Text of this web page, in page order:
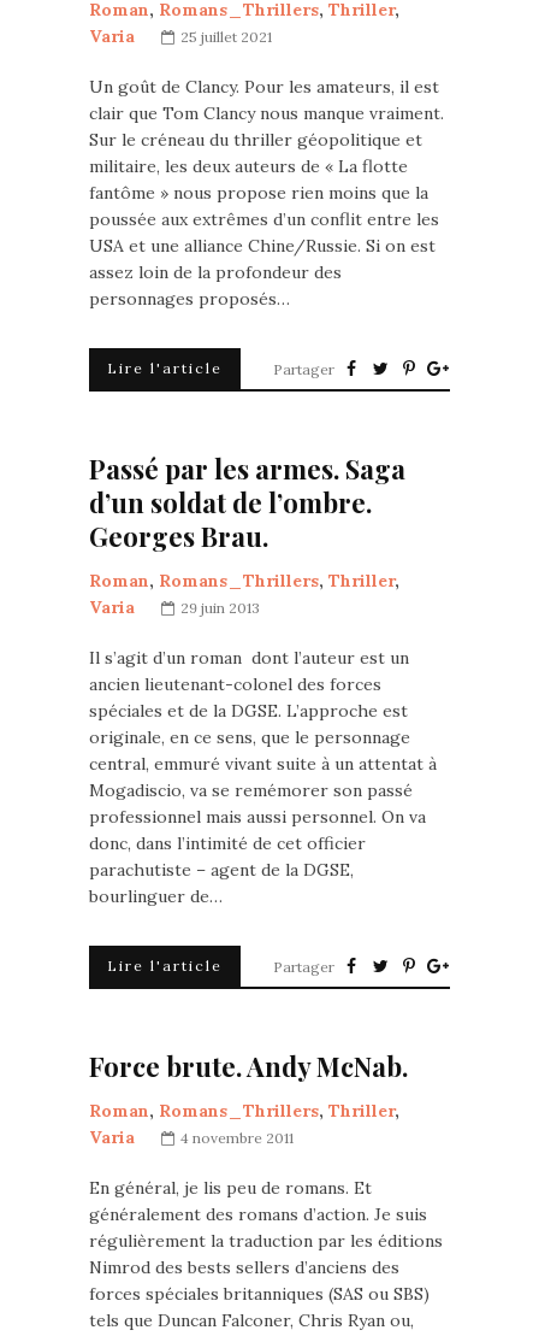
Roman, Romans_Thrillers, Thriller,
Varia
25 juillet 2021
Un goût de Clancy. Pour les amateurs, il est
clair que Tom Clancy nous manque vraiment.
Sur le créneau du thriller géopolitique et
militaire, les deux auteurs de « La flotte
fantôme » nous propose rien moins que la
poussée aux extrêmes d’un conflit entre les
USA et une alliance Chine/Russie. Si on est
assez loin de la profondeur des
personnages proposés…
Lire l'article Partager
Passé par les armes. Saga
d’un soldat de l’ombre.
Georges Brau.
Roman, Romans_Thrillers, Thriller,
Varia
29 juin 2013
Il s’agit d’un roman dont l’auteur est un
ancien lieutenant-colonel des forces
spéciales et de la DGSE. L’approche est
originale, en ce sens, que le personnage
central, emmuré vivant suite à un attentat à
Mogadiscio, va se remémorer son passé
professionnel mais aussi personnel. On va
donc, dans l’intimité de cet officier
parachutiste – agent de la DGSE,
bourlinguer de…
Lire l'article Partager
Force brute. Andy McNab.
Roman, Romans_Thrillers, Thriller,
Varia
4 novembre 2011
En général, je lis peu de romans. Et
généralement des romans d’action. Je suis
régulièrement la traduction par les éditions
Nimrod des bests sellers d’anciens des
forces spéciales britanniques (SAS ou SBS)
tels que Duncan Falconer, Chris Ryan ou,